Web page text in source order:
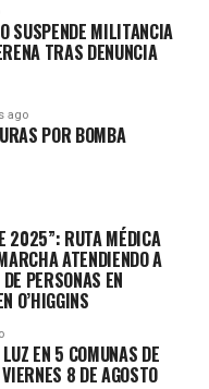
SUSPENDE MILITANCIA
TRAS DENUNCIA
ago
POR BOMBA
2025”: RUTA MÉDICA
ATENDIENDO A
PERSONAS EN
O’HIGGINS
EN 5 COMUNAS DE
8 DE AGOSTO